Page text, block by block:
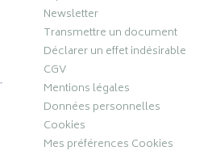
Newsletter
Transmettre un document
Déclarer un effet indésirable
CGV
Mentions légales
Données personnelles
Cookies
Mes préférences Cookies